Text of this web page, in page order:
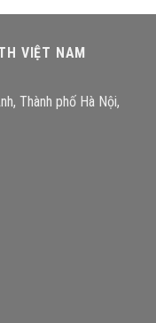
VIỆT NAM
Thành phố Hà Nội,